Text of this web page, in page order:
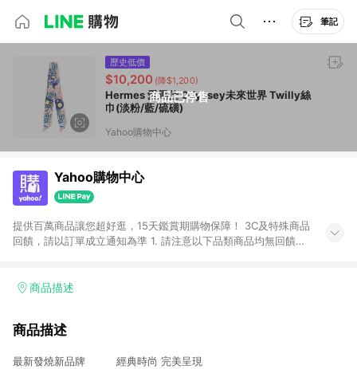
筆記
商品已停售
歷史低價
$10,200 (降$1,200)
Hermes 愛馬仕 Odyssey未來世界 Twilly絲
巾(淡粉/藍/硫磺)
Yahoo購物中心
Yahoo購物中心
提供百萬商品讓您超好逛，15天鑑賞期購物保障！ 3C及特殊商品
回饋，請以訂單成立通知為準 1. 請注意以下品類商品均無回饋：
電玩/遊戲/相機/單眼/鏡頭/拍立得 [2024/6/1起適用] -內接硬
的購回饋活動享Yahoo超贈點回饋者 - 購物中心商店之商品：商
3. 訂單回饋金額將扣除運費/購物金/超贈點/福利金/紅利折抵/折
商品描述
商品描述
最新發燒新品牌 經典時尚 完美呈現